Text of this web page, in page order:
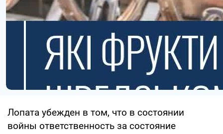
Лопата убежден в том, что в состоянии
войны ответственность за состояние